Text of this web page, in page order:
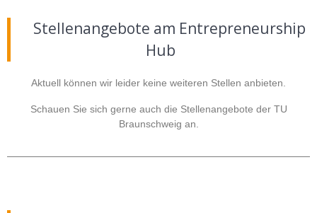
Stellenangebote am Entrepreneurship
Hub
Aktuell können wir leider keine weiteren Stellen anbieten.
Schauen Sie sich gerne auch die Stellenangebote der TU
Braunschweig an.